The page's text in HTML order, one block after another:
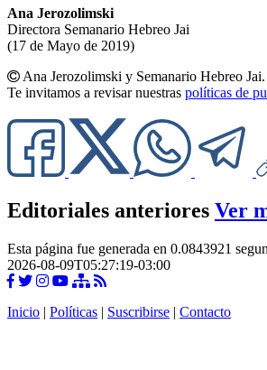
Ana Jerozolimski
Directora Semanario Hebreo Jai
(17 de Mayo de 2019)
Ana Jerozolimski y Semanario Hebreo
Te invitamos a revisar nuestras políticas de
Editoriales anteriores Ver
Esta página fue generada en 0.0843921
2026-08-09T05:27:19-03:00
Inicio | Políticas | Suscribirse | Contacto